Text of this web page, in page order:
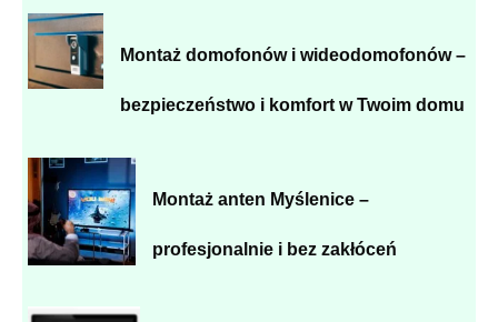
Montaż domofonów i wideodomofonów –
bezpieczeństwo i komfort w Twoim domu
Montaż anten Myślenice –
profesjonalnie i bez zakłóceń